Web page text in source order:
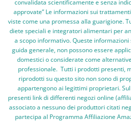
convalidata scientificamente e senza
approvate” Le informazioni sui
viste come una promessa alla guarigione.
diete speciali e integratori alimentari per
a scopo informativo. Queste informazioni
guida generale, non possono essere
domestici o considerate come
professionale. Tutti i prodotti presenti,
riprodotti su questo sito non sono di
appartengono ai legittimi proprietari.
presenti link di differenti negozi online
associato a nessuno dei produttori citati
partecipa al Programma Affiliazione